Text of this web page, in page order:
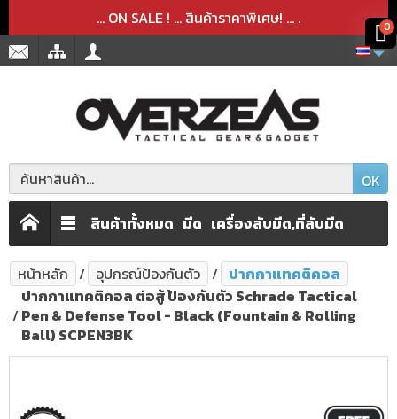
... ON SALE ! ... สินค้าราคาพิเศษ! ... .
OK
สินค้าทั้งหมด มีด เครื่องลับมีด,ที่ลับมีด
หน้าหลัก อุปกรณ์ป้องกันตัว
ปากกาแทคติคอล
ปากกาแทคติคอล ต่อสู้ ป้องกันตัว Schrade Tactical
Pen & Defense Tool - Black (Fountain & Rolling
Ball) SCPEN3BK
สินค้าได้เพิ่มลงในตะกร้าเรียบร้อยแล้ว
สินค้าได้ถูกลบออกจากตะกร้าเรียบร้อยแล้ว
0